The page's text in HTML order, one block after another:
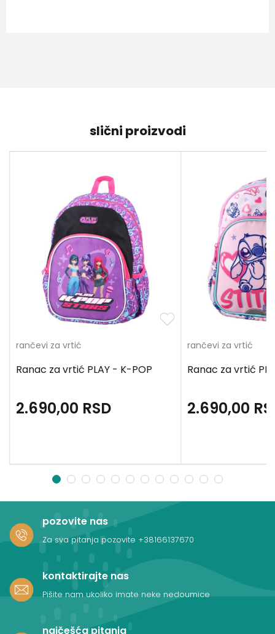
slični proizvodi
rančevi za vrtić
Ranac za vrtić PLAY - K-POP
2.690,00 RSD
rančevi za vrtić
Ranac za vrtić
2.690,00
1 2 3 4 5 6 7 8 9 10 11 12
pozovite nas
Za sva pitanja pozovite +38166137670
kontaktirajte nas
Pišite nam ukoliko imate neke nedoumice
najčešća pitanja